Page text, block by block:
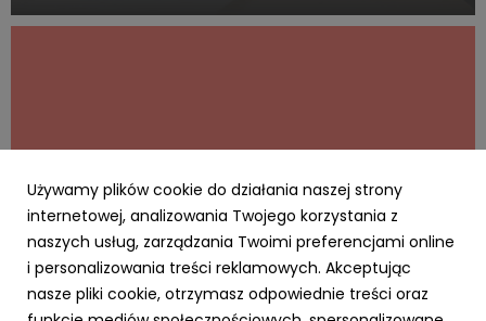
odpowiedzialność i rozsądne planowanie przyszłości.
AKTUALNOŚCI
Cyfrowy Biznes się opłaca – rusza
Używamy plików cookie do działania naszej strony
internetowej, analizowania Twojego korzystania z
naszych usług, zarządzania Twoimi preferencjami online
i personalizowania treści reklamowych. Akceptując
nasze pliki cookie, otrzymasz odpowiednie treści oraz